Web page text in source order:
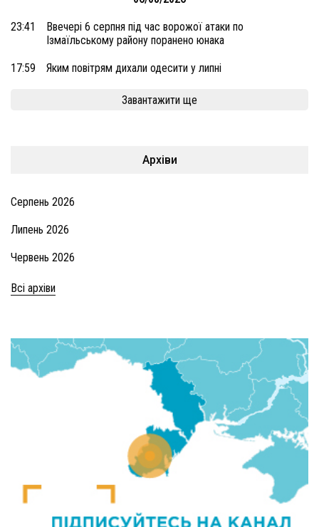
23:41
Ввечері 6 серпня під час ворожої атаки по
Ізмаїльському району поранено юнака
17:59 Яким повітрям дихали одесити у липні
Завантажити ще
Архіви
Серпень 2026
Липень 2026
Червень 2026
Всі архіви